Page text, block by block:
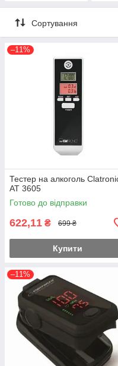
Сортування
–11%
Тестер на алкоголь
AT 3605
Готово до відправки
622,11 ₴ 699 ₴
Купити
–11%